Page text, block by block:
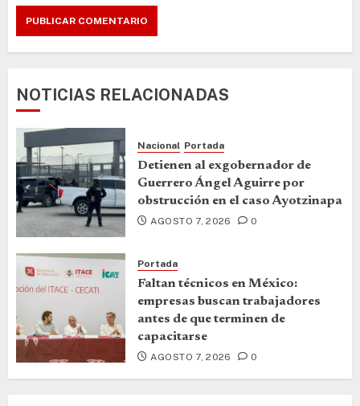
NOTICIAS RELACIONADAS
Nacional Portada
Detienen al exgobernador de
Guerrero Ángel Aguirre por
obstrucción en el caso Ayotzinapa
AGOSTO 7, 2026 0
Portada
Faltan técnicos en México:
empresas buscan trabajadores
antes de que terminen de
capacitarse
AGOSTO 7, 2026 0